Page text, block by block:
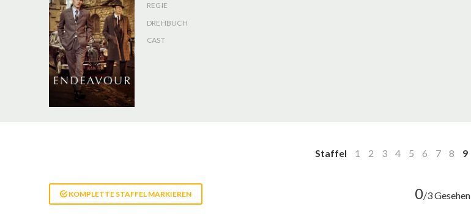
REGIE
DREHBUCH
CAST
Staffel 1 2 3 4 5 6 7 8 9
KOMPLETTE STAFFEL MARKIEREN 0/3 Gesehen